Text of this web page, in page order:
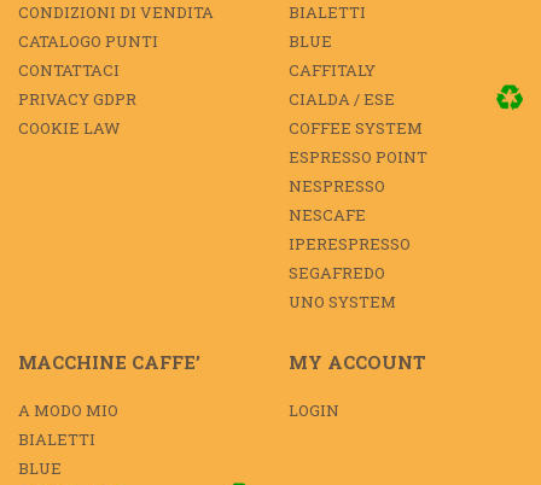
CONDIZIONI DI VENDITA
CATALOGO PUNTI
CONTATTACI
PRIVACY GDPR
COOKIE LAW
BIALETTI
BLUE
CAFFITALY
CIALDA / ESE
COFFEE SYSTEM
ESPRESSO POINT
NESPRESSO
NESCAFE
IPERESPRESSO
SEGAFREDO
UNO SYSTEM
MACCHINE CAFFE’
A MODO MIO
BIALETTI
BLUE
MY ACCOUNT
LOGIN